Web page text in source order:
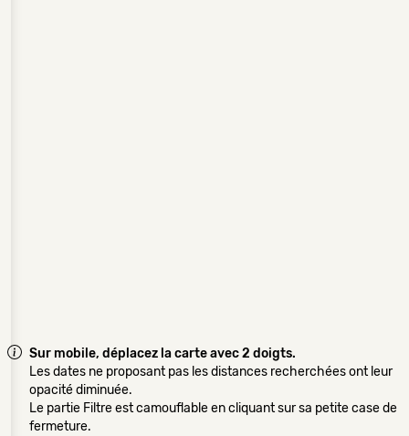
Sur mobile, déplacez la carte avec 2 doigts.
Les dates ne proposant pas les distances recherchées ont leur
opacité diminuée.
Le partie Filtre est camouflable en cliquant sur sa petite case de
fermeture.